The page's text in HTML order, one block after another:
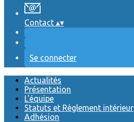
Contact ▴▾
Se connecter
Actualités
Présentation
L'équipe
Statuts et Règlement intérieur
Adhésion